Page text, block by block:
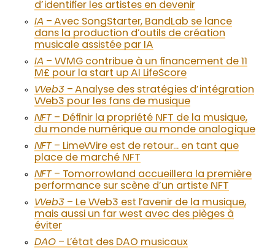
d’identifier les artistes en devenir
IA – Avec SongStarter, BandLab se lance
dans la production d’outils de création
musicale assistée par IA
IA – WMG contribue à un financement de 11
M£ pour la start up AI LifeScore
Web3 – Analyse des stratégies d’intégration
Web3 pour les fans de musique
NFT – Définir la propriété NFT de la musique,
du monde numérique au monde analogique
NFT – LimeWire est de retour… en tant que
place de marché NFT
NFT – Tomorrowland accueillera la première
performance sur scène d’un artiste NFT
Web3 – Le Web3 est l’avenir de la musique,
mais aussi un far west avec des pièges à
éviter
DAO – L’état des DAO musicaux